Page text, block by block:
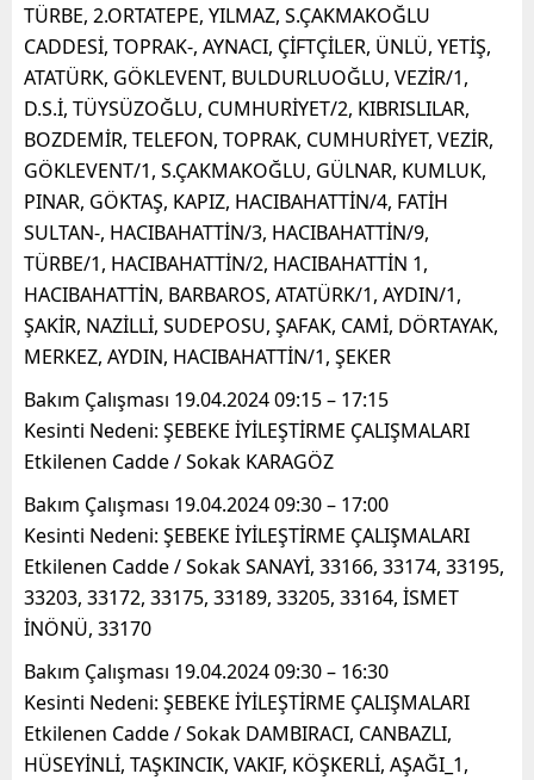
TÜRBE, 2.ORTATEPE, YILMAZ, S.ÇAKMAKOĞLU
CADDESİ, TOPRAK-, AYNACI, ÇİFTÇİLER, ÜNLÜ, YETİŞ,
ATATÜRK, GÖKLEVENT, BULDURLUOĞLU, VEZİR/1,
D.S.İ, TÜYSÜZOĞLU, CUMHURİYET/2, KIBRISLILAR,
BOZDEMİR, TELEFON, TOPRAK, CUMHURİYET, VEZİR,
GÖKLEVENT/1, S.ÇAKMAKOĞLU, GÜLNAR, KUMLUK,
PINAR, GÖKTAŞ, KAPIZ, HACIBAHATTİN/4, FATİH
SULTAN-, HACIBAHATTİN/3, HACIBAHATTİN/9,
TÜRBE/1, HACIBAHATTİN/2, HACIBAHATTİN 1,
HACIBAHATTİN, BARBAROS, ATATÜRK/1, AYDIN/1,
ŞAKİR, NAZİLLİ, SUDEPOSU, ŞAFAK, CAMİ, DÖRTAYAK,
MERKEZ, AYDIN, HACIBAHATTİN/1, ŞEKER
Bakım Çalışması 19.04.2024 09:15 – 17:15
Kesinti Nedeni: ŞEBEKE İYİLEŞTİRME ÇALIŞMALARI
Etkilenen Cadde / Sokak KARAGÖZ
Bakım Çalışması 19.04.2024 09:30 – 17:00
Kesinti Nedeni: ŞEBEKE İYİLEŞTİRME ÇALIŞMALARI
Etkilenen Cadde / Sokak SANAYİ, 33166, 33174, 33195,
33203, 33172, 33175, 33189, 33205, 33164, İSMET
İNÖNÜ, 33170
Bakım Çalışması 19.04.2024 09:30 – 16:30
Kesinti Nedeni: ŞEBEKE İYİLEŞTİRME ÇALIŞMALARI
Etkilenen Cadde / Sokak DAMBIRACI, CANBAZLI,
HÜSEYİNLİ, TAŞKINCIK, VAKIF, KÖŞKERLİ, AŞAĞI_1,